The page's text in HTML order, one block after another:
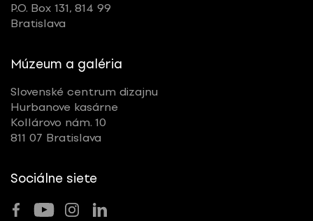
P.O. Box 131, 814 99
Bratislava
Múzeum a galéria
Slovenské centrum dizajnu
Hurbanove kasárne
Kollárovo nám. 10
811 07 Bratislava
Sociálne siete